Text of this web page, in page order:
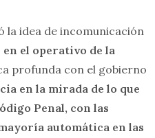
la idea de incomunicación
el operativo de la
profunda con el gobierno
en la mirada de lo que
Penal, con las
automática en las